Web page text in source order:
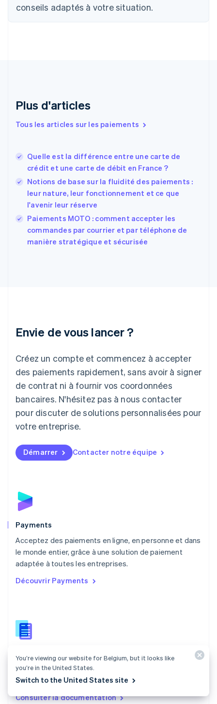
conseils adaptés à votre situation.
Plus d'articles
Tous les articles sur les paiements
Quelle est la différence entre une carte de
crédit et une carte de débit en France ?
Notions de base sur la fluidité des paiements :
leur nature, leur fonctionnement et ce que
l'avenir leur réserve
Paiements MOTO : comment accepter les
commandes par courrier et par téléphone de
manière stratégique et sécurisée
Envie de vous lancer ?
Créez un compte et commencez à accepter
des paiements rapidement, sans avoir à signer
de contrat ni à fournir vos coordonnées
bancaires. N'hésitez pas à nous contacter
pour discuter de solutions personnalisées pour
votre entreprise.
Démarrer Contacter notre équipe
Payments
Acceptez des paiements en ligne, en personne et dans
le monde entier, grâce à une solution de paiement
adaptée à toutes les entreprises.
Découvrir Payments
Trouvez un guide qui vous aidera à intégrer les API de
paiement Stripe.
Consulter la documentation
English Français
Chine continentale
English
Espagne
États-Unis
English Español简体中文
Finlande
Svenska
Français English
Gibraltar
English
Grèce
Japon
Lettonie
English
Liechtenstein
DeutschEnglish
Lituanie
Luxembourg
FrançaisDeutschEnglish
English简体中文
Malte
Norvège
English
English
NederlandsEnglish
Pologne
English
PortuguêsEnglish
English
Roumanie
English
Singapour
English 简体中文
English
You’re viewing our website for Belgium, but it looks like
you’re in the United States.
Switch to the United States site